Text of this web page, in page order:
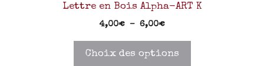
Lettre en Bois Alpha-ART K
4,00€ – 6,00€
Choix des options